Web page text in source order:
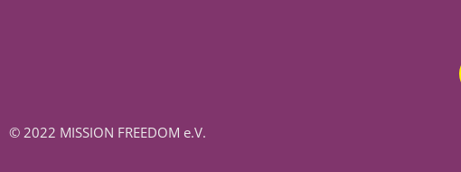
© 2022 MISSION FREEDOM e.V.